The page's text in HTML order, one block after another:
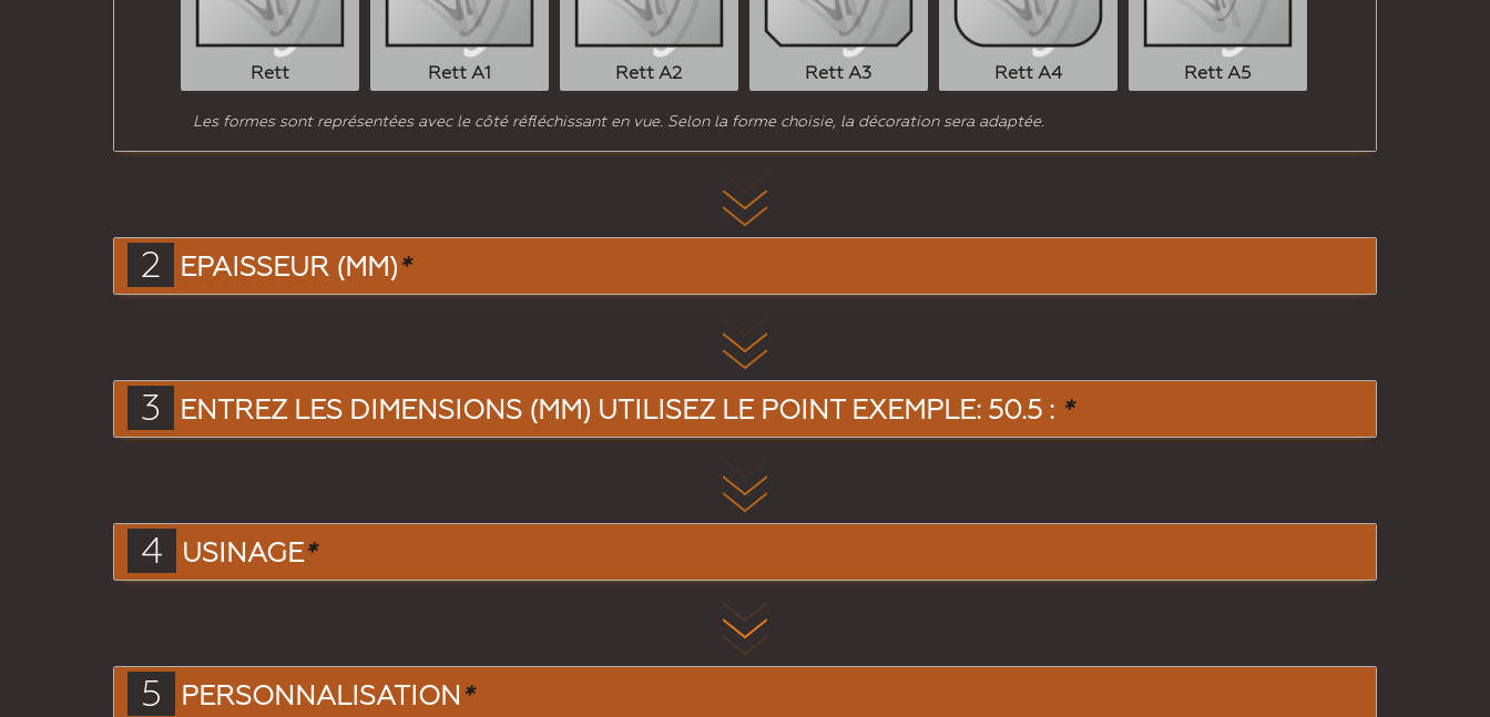
Rett Rett A1 Rett A2 Rett A3 Rett A4 Rett A5
Les formes sont représentées avec le côté réfléchissant en vue. Selon la forme choisie, la décoration sera adaptée.
2 EPAISSEUR (MM)*
3 ENTREZ LES DIMENSIONS (MM) UTILISEZ LE POINT EXEMPLE: 50.5 : *
4 USINAGE*
5 PERSONNALISATION *